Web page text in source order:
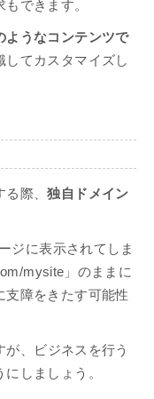
できます。
ようなコンテンツで
してカスタマイズし
る際、独自ドメイン
ジに表示されてしま
mysite」のままに
支障をきたす可能性
、ビジネスを行う
しましょう。